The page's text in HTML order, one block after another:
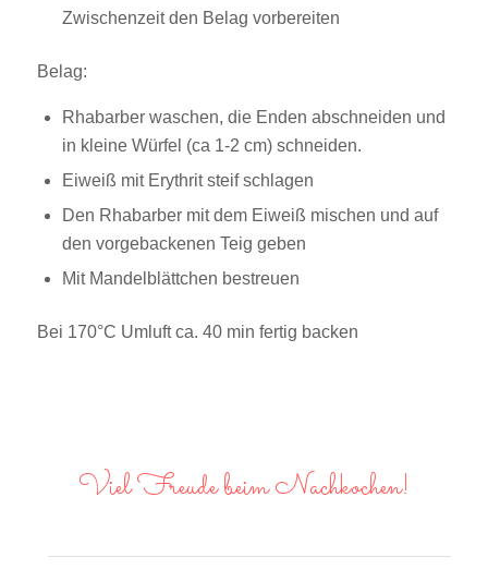
Zwischenzeit den Belag vorbereiten
Belag:
Rhabarber waschen, die Enden abschneiden und
in kleine Würfel (ca 1-2 cm) schneiden.
Eiweiß mit Erythrit steif schlagen
Den Rhabarber mit dem Eiweiß mischen und auf
den vorgebackenen Teig geben
Mit Mandelblättchen bestreuen
Bei 170°C Umluft ca. 40 min fertig backen
Viel Freude beim Nachkochen!